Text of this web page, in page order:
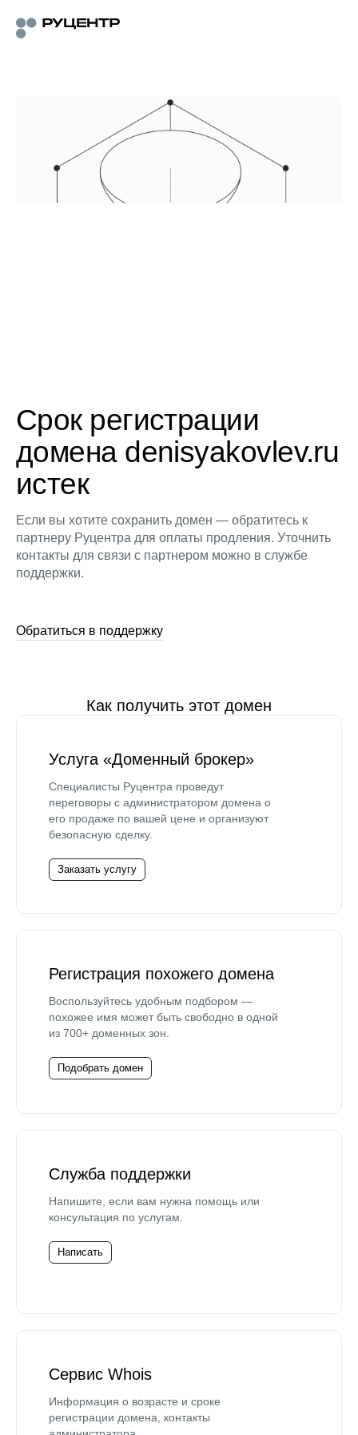
Срок регистрации
домена denisyakovlev.ru
истек
Если вы хотите сохранить домен — обратитесь к
партнеру Руцентра для оплаты продления. Уточнить
контакты для связи с партнером можно в службе
поддержки.
Обратиться в поддержку
Как получить этот домен
Услуга «Доменный брокер»
Специалисты Руцентра проведут
переговоры с администратором домена о
его продаже по вашей цене и организуют
безопасную сделку.
Заказать услугу
Регистрация похожего домена
Воспользуйтесь удобным подбором —
похожее имя может быть свободно в одной
из 700+ доменных зон.
Подобрать домен
Служба поддержки
Напишите, если вам нужна помощь или
консультация по услугам.
Написать
Сервис Whois
Информация о возрасте и сроке
регистрации домена, контакты